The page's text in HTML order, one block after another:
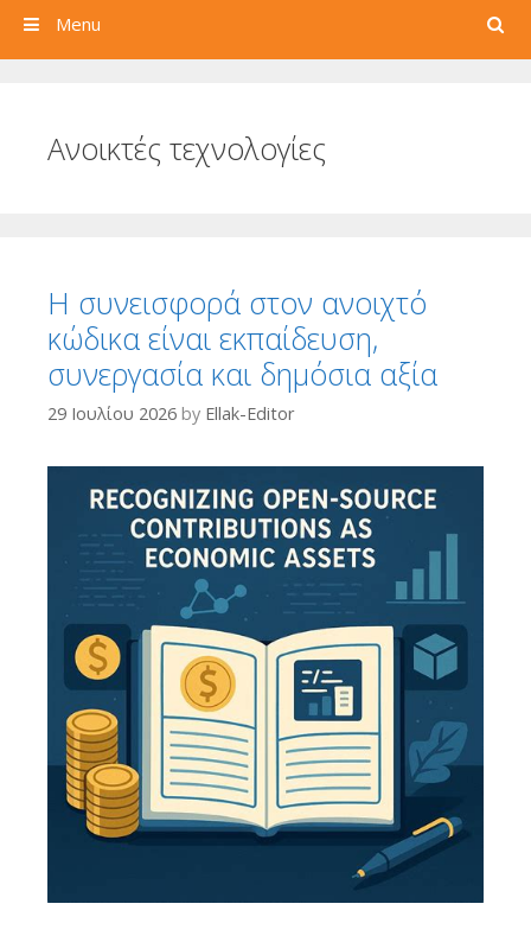
Search
Menu
Ανοικτές τεχνολογίες
Η συνεισφορά στον ανοιχτό
κώδικα είναι εκπαίδευση,
συνεργασία και δημόσια αξία
29 Ιουλίου 2026 by Ellak-Editor